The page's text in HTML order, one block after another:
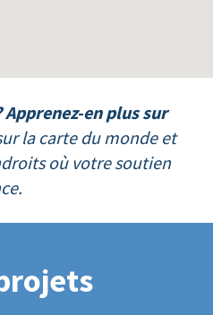
Apprenez-en plus sur
la carte du monde et
où votre soutien